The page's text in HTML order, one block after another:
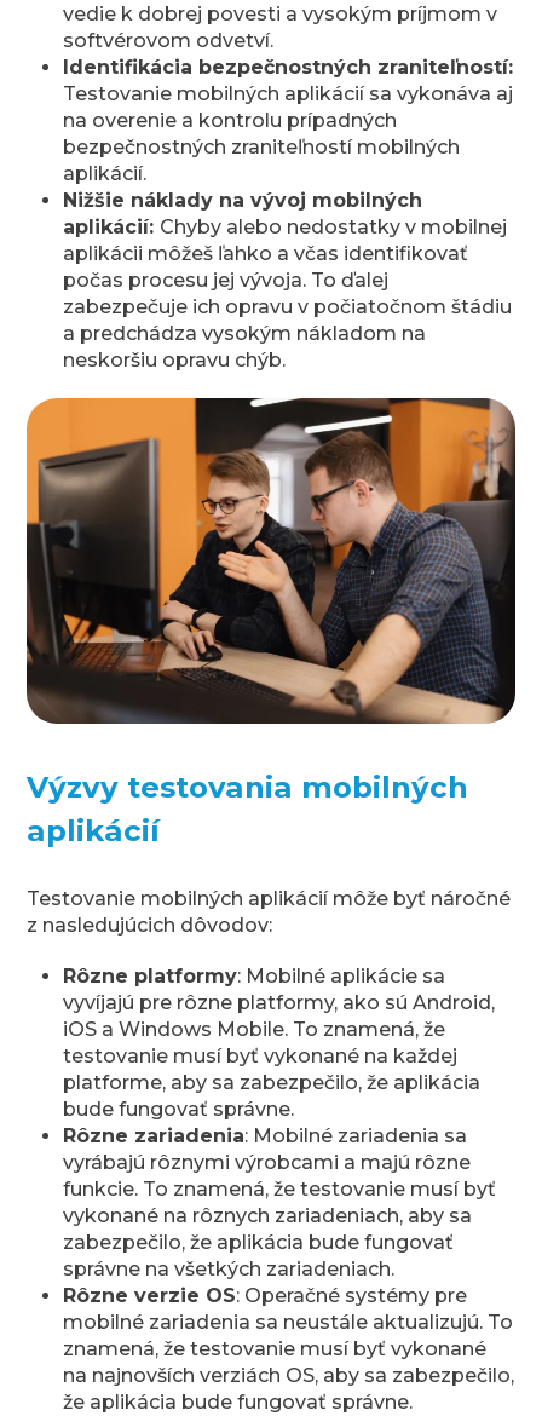
vedie k dobrej povesti a vysokým príjmom v
softvérovom odvetví.
Identifikácia bezpečnostných zraniteľností:
Testovanie mobilných aplikácií sa vykonáva aj
na overenie a kontrolu prípadných
bezpečnostných zraniteľností mobilných
aplikácií.
Nižšie náklady na vývoj mobilných
aplikácií: Chyby alebo nedostatky v mobilnej
aplikácii môžeš ľahko a včas identifikovať
počas procesu jej vývoja. To ďalej
zabezpečuje ich opravu v počiatočnom štádiu
a predchádza vysokým nákladom na
neskoršiu opravu chýb.
Výzvy testovania mobilných
aplikácií
Testovanie mobilných aplikácií môže byť náročné
z nasledujúcich dôvodov:
Rôzne platformy: Mobilné aplikácie sa
vyvíjajú pre rôzne platformy, ako sú Android,
iOS a Windows Mobile. To znamená, že
testovanie musí byť vykonané na každej
platforme, aby sa zabezpečilo, že aplikácia
bude fungovať správne.
Rôzne zariadenia: Mobilné zariadenia sa
vyrábajú rôznymi výrobcami a majú rôzne
funkcie. To znamená, že testovanie musí byť
vykonané na rôznych zariadeniach, aby sa
zabezpečilo, že aplikácia bude fungovať
správne na všetkých zariadeniach.
Rôzne verzie OS: Operačné systémy pre
mobilné zariadenia sa neustále aktualizujú. To
znamená, že testovanie musí byť vykonané
na najnovších verziách OS, aby sa zabezpečilo,
že aplikácia bude fungovať správne.